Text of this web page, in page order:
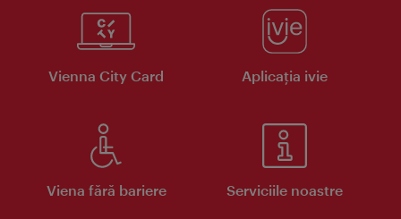
Vienna City Card Aplicaţia ivie
Viena fără bariere Serviciile noastre